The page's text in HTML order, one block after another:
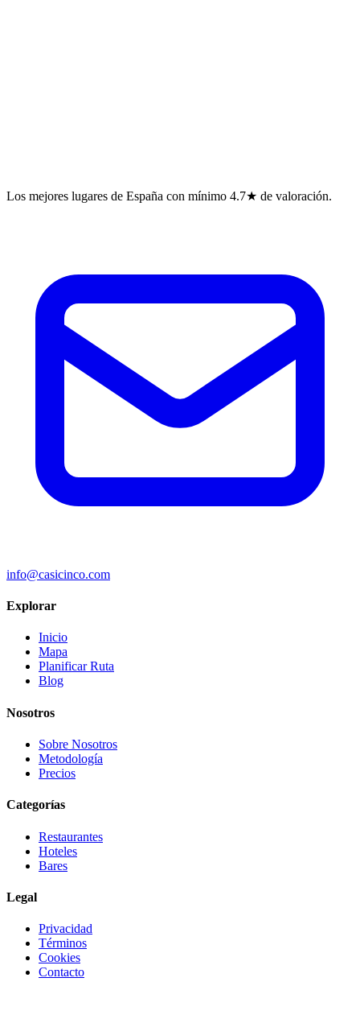
Los mejores lugares de España con mínimo 4.7★ de valoración.
info@casicinco.com
Explorar
Inicio
Mapa
Planificar Ruta
Blog
Nosotros
Sobre Nosotros
Metodología
Precios
Categorías
Restaurantes
Hoteles
Bares
Legal
Privacidad
Términos
Cookies
Contacto